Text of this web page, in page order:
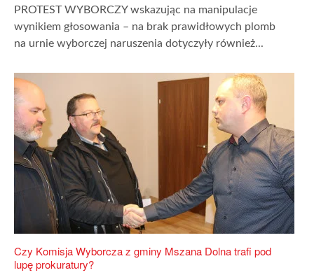
PROTEST WYBORCZY wskazując na manipulacje
wynikiem głosowania – na brak prawidłowych plomb
na urnie wyborczej naruszenia dotyczyły również...
Czy Komisja Wyborcza z gminy Mszana Dolna trafi pod
lupę prokuratury?